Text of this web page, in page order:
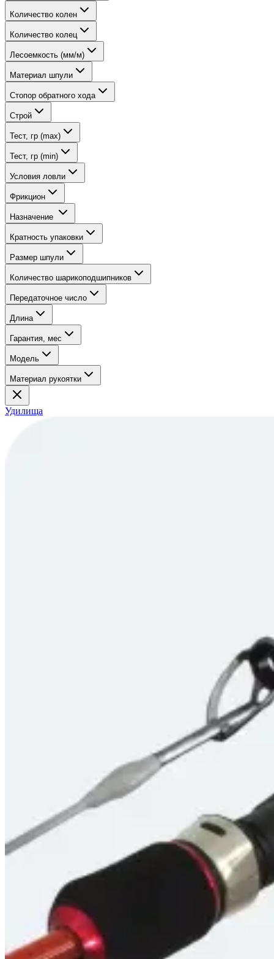
Количество колен
Количество колец
Лесоемкость (мм/м)
Материал шпули
Стопор обратного хода
Строй
Тест, гр (max)
Тест, гр (min)
Условия ловли
Фрикцион
Назначение
Кратность упаковки
Размер шпули
Количество шарикоподшипников
Передаточное число
Длина
Гарантия, мес
Модель
Материал рукоятки
Удилища